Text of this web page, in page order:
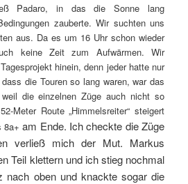
Padaro, in das die Sonne lang
zauberte. Wir suchten uns
aus. Da es um 16 Uhr schon wieder
keine Zeit zum Aufwärmen. Wir
hinein, denn jeder hatte nur
die Touren so lang waren, war das
die einzelnen Züge auch nicht so
Meter Route „Himmelsreiter“ steigert
8a+am Ende. Ich checkte die Züge
verließ mich der Mut. Markus
Teil klettern und ich stieg nochmal
nach oben und knackte sogar die